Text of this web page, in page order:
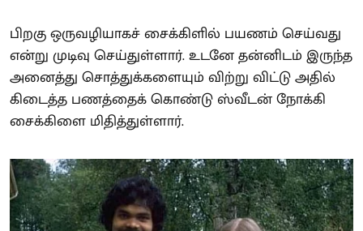
பிறகு ஒருவழியாகச் சைக்கிளில் பயணம் செய்வது
என்று முடிவு செய்துள்ளார். உடனே தன்னிடம் இருந்த
அனைத்து சொத்துக்களையும் விற்று விட்டு அதில்
கிடைத்த பணத்தைக் கொண்டு ஸ்வீடன் நோக்கி
சைக்கிளை மிதித்துள்ளார்.